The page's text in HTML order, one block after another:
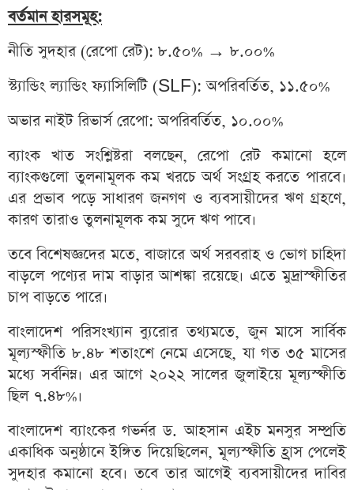
বর্তমান হারসমূহ:
নীতি সুদহার (রেপো রেট): ৮.৫০% → ৮.০০%
স্ট্যান্ডিং ল্যান্ডিং ফ্যাসিলিটি (SLF): অপরিবর্তিত, ১১.৫০%
অভার নাইট রিভার্স রেপো: অপরিবর্তিত, ১০.০০%
ব্যাংক খাত সংশ্লিষ্টরা বলছেন, রেপো রেট কমানো হলে
ব্যাংকগুলো তুলনামূলক কম খরচে অর্থ সংগ্রহ করতে পারবে।
এর প্রভাব পড়ে সাধারণ জনগণ ও ব্যবসায়ীদের ঋণ গ্রহণে,
কারণ তারাও তুলনামূলক কম সুদে ঋণ পাবে।
তবে বিশেষজ্ঞদের মতে, বাজারে অর্থ সরবরাহ ও ভোগ চাহিদা
বাড়লে পণ্যের দাম বাড়ার আশঙ্কা রয়েছে। এতে মুদ্রাস্ফীতির
চাপ বাড়তে পারে।
বাংলাদেশ পরিসংখ্যান ব্যুরোর তথ্যমতে, জুন মাসে সার্বিক
মূল্যস্ফীতি ৮.৪৮ শতাংশে নেমে এসেছে, যা গত ৩৫ মাসের
মধ্যে সর্বনিম্ন। এর আগে ২০২২ সালের জুলাইয়ে মূল্যস্ফীতি
ছিল ৭.৪৮%।
বাংলাদেশ ব্যাংকের গভর্নর ড. আহসান এইচ মনসুর সম্প্রতি
একাধিক অনুষ্ঠানে ইঙ্গিত দিয়েছিলেন, মূল্যস্ফীতি হ্রাস পেলেই
সুদহার কমানো হবে। তবে তার আগেই ব্যবসায়ীদের দাবির